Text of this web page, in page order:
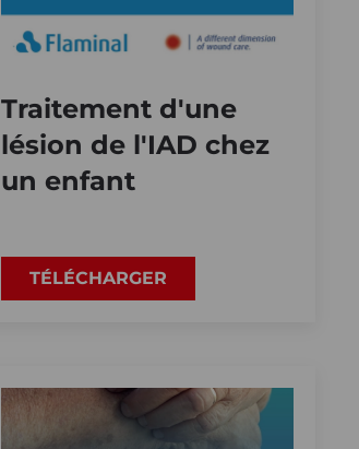
Traitement d'une
lésion de l'IAD chez
un enfant
TÉLÉCHARGER